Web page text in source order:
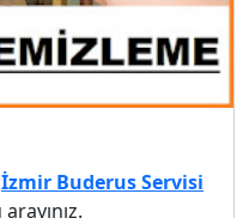
İzmir Buderus Servisi